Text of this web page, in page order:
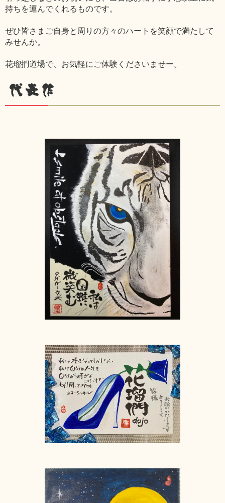
持ちを運んでくれるものです。
ぜひ皆さまご自身と周りの方々のハートを笑顔で満たして
みせんか。
花瑠捫道場で、お気軽にご体験くださいませー。
代表作